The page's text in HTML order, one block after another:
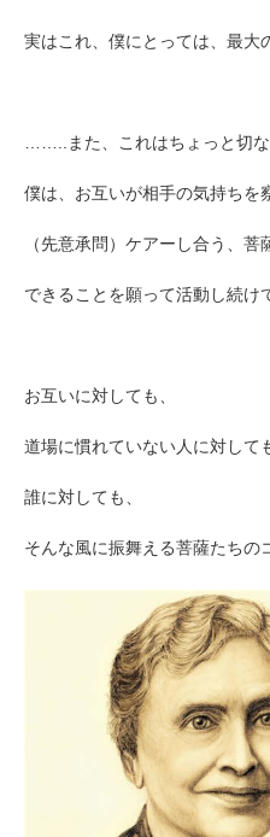
実はこれ、僕にとっては、 最大
……..また、これはちょっと切な
僕は、お互いが相手の気持ちを
（先意承問）ケアーし合う、菩
できることを願って活動し続け
お互いに対しても、
道場に慣れていない人に対して
誰に対しても、
そんな風に振舞える菩薩たちの